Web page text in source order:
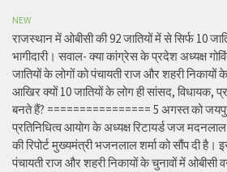
NEW
राजस्थान में ओबीसी की 92 जातियों में से सिर्फ 10
भागीदारी। सवाल- क्या कांग्रेस के प्रदेश अध्यक्ष
जातियों के लोगों को पंचायती राज और शहरी निकायों
आखिर क्यों 10 जातियों के लोग ही सांसद, विधायक,
बनते हैं? ================ 5 अगस्त को
प्रतिनिधित्व आयोग के अध्यक्ष रिटायर्ड जज
की रिपोर्ट मुख्यमंत्री भजनलाल शर्मा को सौंप दी है।
पंचायती राज और शहरी निकायों के चुनावों में ओबीसी